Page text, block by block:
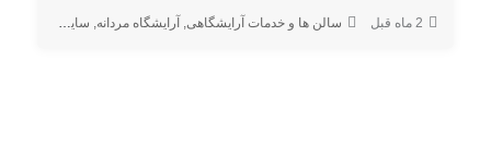
2 ماه قبل سالن ها و خدمات آرایشگاهی آرایشگاه مردانه سایر خدمات